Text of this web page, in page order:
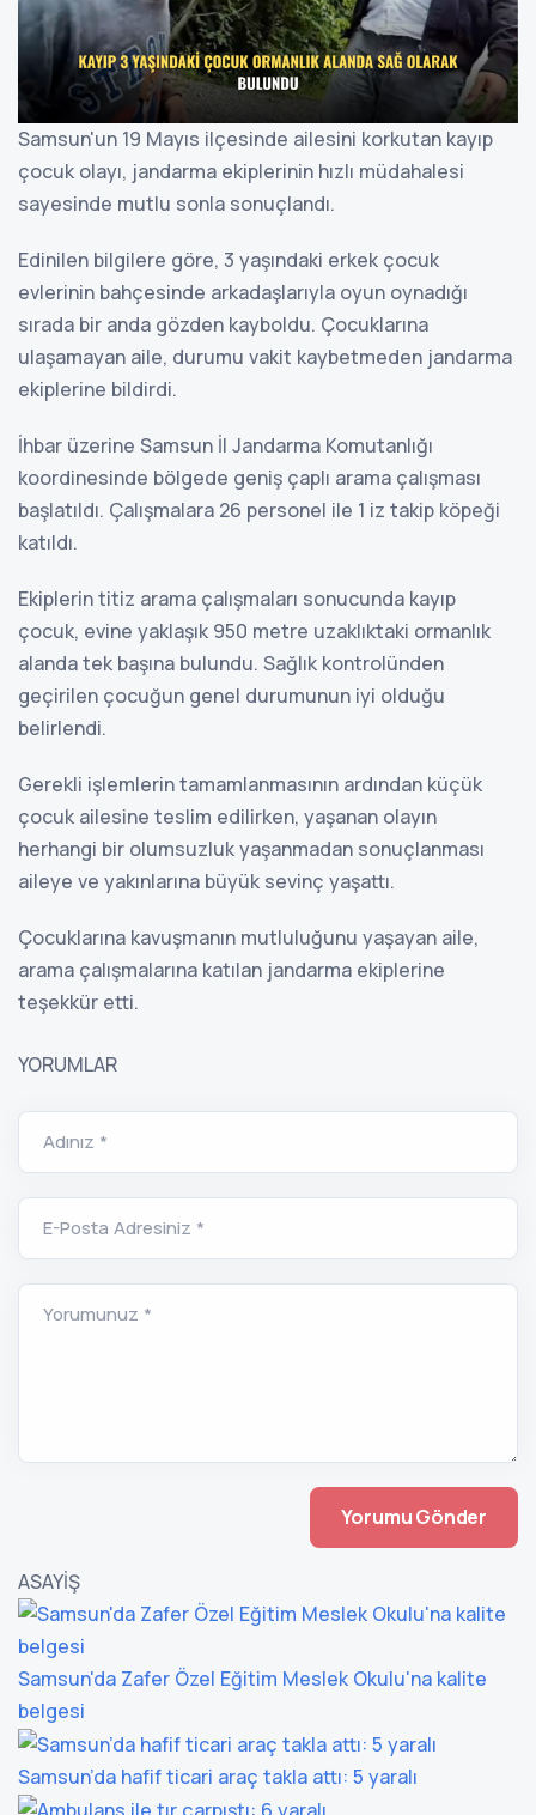
Samsun'un 19 Mayıs ilçesinde ailesini korkutan kayıp
çocuk olayı, jandarma ekiplerinin hızlı müdahalesi
sayesinde mutlu sonla sonuçlandı.
Edinilen bilgilere göre, 3 yaşındaki erkek çocuk
evlerinin bahçesinde arkadaşlarıyla oyun oynadığı
sırada bir anda gözden kayboldu. Çocuklarına
ulaşamayan aile, durumu vakit kaybetmeden jandarma
ekiplerine bildirdi.
İhbar üzerine Samsun İl Jandarma Komutanlığı
koordinesinde bölgede geniş çaplı arama çalışması
başlatıldı. Çalışmalara 26 personel ile 1 iz takip köpeği
katıldı.
Ekiplerin titiz arama çalışmaları sonucunda kayıp
çocuk, evine yaklaşık 950 metre uzaklıktaki ormanlık
alanda tek başına bulundu. Sağlık kontrolünden
geçirilen çocuğun genel durumunun iyi olduğu
belirlendi.
Gerekli işlemlerin tamamlanmasının ardından küçük
çocuk ailesine teslim edilirken, yaşanan olayın
herhangi bir olumsuzluk yaşanmadan sonuçlanması
aileye ve yakınlarına büyük sevinç yaşattı.
Çocuklarına kavuşmanın mutluluğunu yaşayan aile,
arama çalışmalarına katılan jandarma ekiplerine
teşekkür etti.
YORUMLAR
Adınız *
E-Posta Adresiniz *
Yorumunuz *
ASAYİŞ
Samsun'da Zafer Özel Eğitim Meslek Okulu'na kalite
belgesi
Samsun’da hafif ticari araç takla attı: 5 yaralı